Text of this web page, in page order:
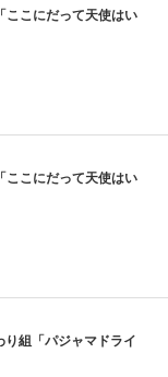
ここにだって天使はい
ここにだって天使はい
り組「パジャマドライ